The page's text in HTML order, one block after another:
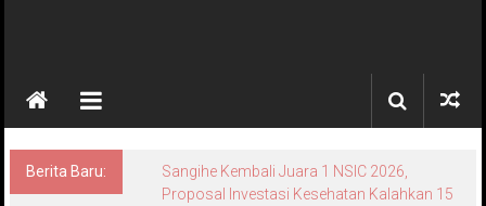
Berita Baru:
Sangihe Kembali Juara 1 NSIC 2026,
Proposal Investasi Kesehatan Kalahkan 15